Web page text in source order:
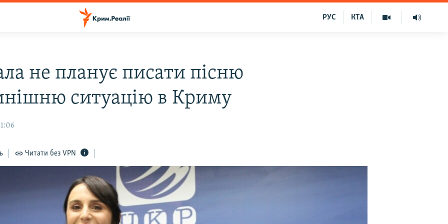
КТА
РУС
не планує писати пісню
ситуацію в Криму
Читати без VPN